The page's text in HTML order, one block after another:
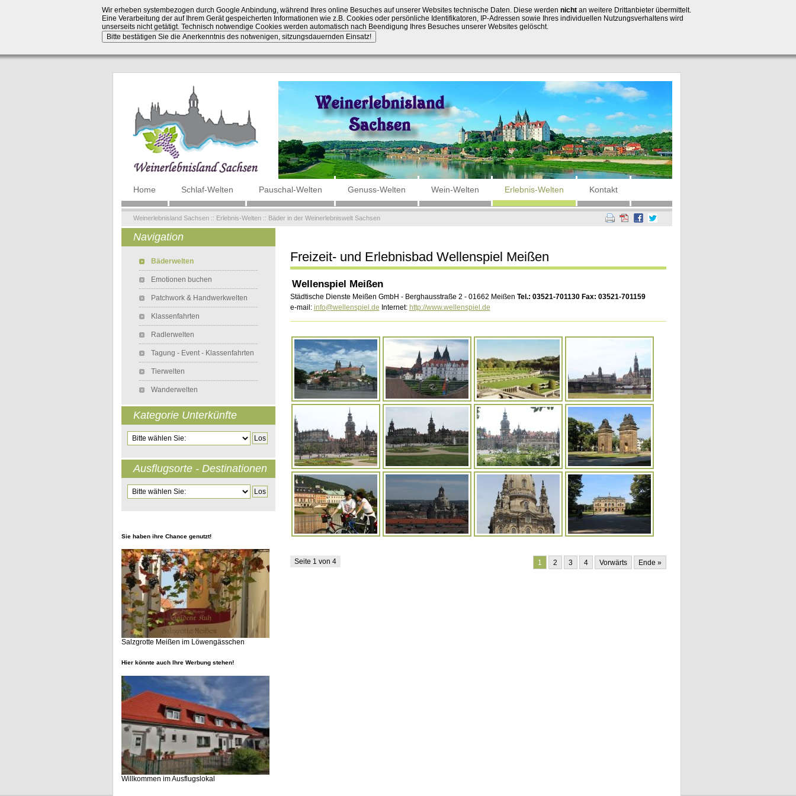
Wir erheben systembezogen durch Google Anbindung, während Ihres online Besuches auf unserer Websites technische Daten. Diese werden nicht an weitere Drittanbieter übermittelt.
Eine Verarbeitung der auf Ihrem Gerät gespeicherten Informationen wie z.B. Cookies oder persönliche Identifikatoren, IP-Adressen sowie Ihres individuellen Nutzungsverhaltens wird
unserseits nicht getätigt. Technisch notwendige Cookies werden automatisch nach Beendigung Ihres Besuches unserer Websites gelöscht.
Navigation
Home Schlaf-Welten Pauschal-Welten Genuss-Welten Wein-Welten Erlebnis-Welten Kontakt
Weinerlebnisland Sachsen:: Erlebnis-Welten:: Bäder in der Weinerlebniswelt Sachsen
Freizeit- und Erlebnisbad Wellenspiel Meißen
Wellenspiel Meißen
Städtische Dienste Meißen GmbH - Berghausstraße 2 - 01662 Meißen Tel.: 03521-701130 Fax: 03521-701159
e-mail: info@wellenspiel.de Internet: http://www.wellenspiel.de
Seite 1 von 4 1 2 3 4 Vorwärts Ende »
Navigation
Bäderwelten
Emotionen buchen
Patchwork & Handwerkwelten
Klassenfahrten
Radlerwelten
Tagung - Event - Klassenfahrten
Tierwelten
Wanderwelten
Kategorie Unterkünfte
Zielseite
Ausflugsorte - Destinationen
Zielseite
Sie haben ihre Chance genutzt!
Salzgrotte Meißen im Löwengässchen
Hier könnte auch Ihre Werbung stehen!
Willkommen im Ausflugslokal